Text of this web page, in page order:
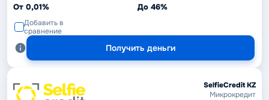
От 0,01% До 46%
Добавить в
сравнение
Получить деньги
SelfieCredit KZ
Микрокредит